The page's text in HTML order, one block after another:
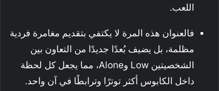
اللعب.
فالعنوان هذه المرة لا يكتفي بتقديم مغامرة فردية
مظلمة، بل يضيف بُعدًا جديدًا من التعاون بين
الشخصيتين Low وAlone، مما يجعل كل لحظة
داخل الكابوس أكثر توترًا وترابطًا في آن واحد.